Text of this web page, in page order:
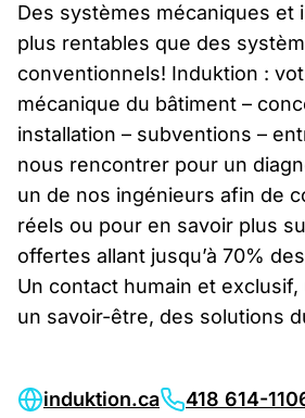
Des systèmes mécaniques et
plus rentables que des
conventionnels! Induktion :
mécanique du bâtiment –
installation – subventions –
nous rencontrer pour un
un de nos ingénieurs afin de
réels ou pour en savoir plus
offertes allant jusqu’à 70%
Un contact humain et
un savoir-être, des solutions
induktion.ca 418 614-